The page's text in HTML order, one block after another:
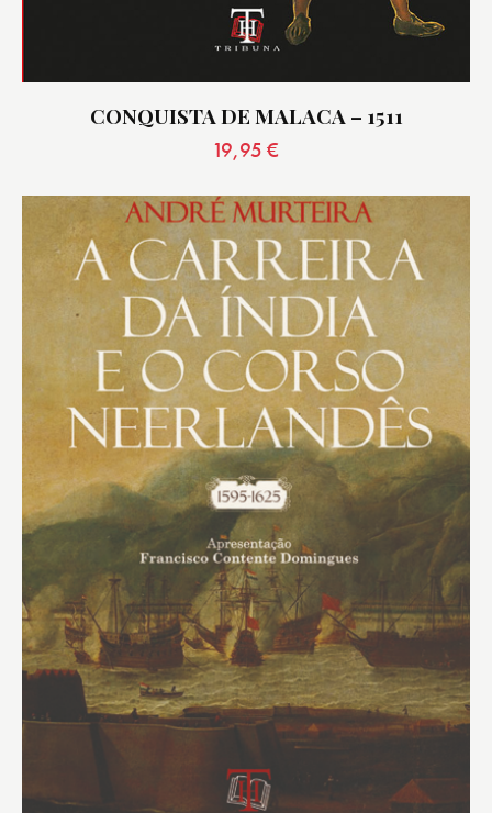
CONQUISTA DE MALACA – 1511
19,95 €